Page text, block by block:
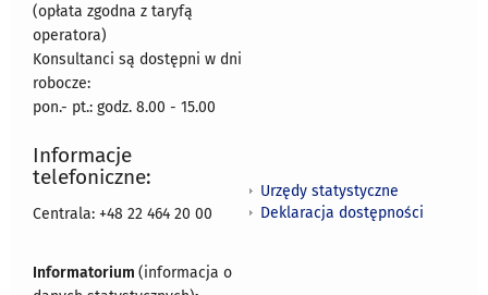
(opłata zgodna z taryfą
operatora)
Konsultanci są dostępni w dni
robocze:
pon.- pt.: godz. 8.00 - 15.00
Informacje
telefoniczne:
Centrala: +48 22 464 20 00
Informatorium (informacja o
Urzędy statystyczne
Deklaracja dostępności